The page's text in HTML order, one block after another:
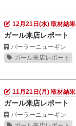
12月21日(水) 取材結果
ガール来店レポート
パーラーニューギン
ガール来店レポート
11月21日(月) 取材結果
ガール来店レポート
パーラーニューギン